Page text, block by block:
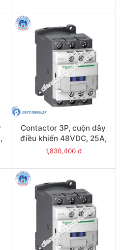
Contactor 3P, cuộn dây
điều khiển 48VDC, 25A,
1N/O, 1N/C - Model
1,830,400 đ